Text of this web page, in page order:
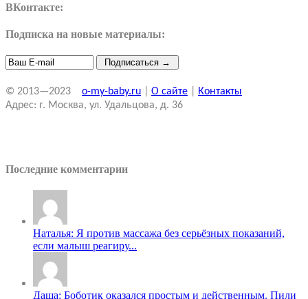
ВКонтакте:
Подписка на новые материалы:
© 2013—2023 o-my-baby.ru О сайте
Контакты
Адрес: г. Москва, ул. Удальцова, д. 36
Последние комментарии
Наталья: Я против массажа без серьёзных показаний,
если малыш реагиру...
Даша: Боботик оказался простым и действенным. Пили